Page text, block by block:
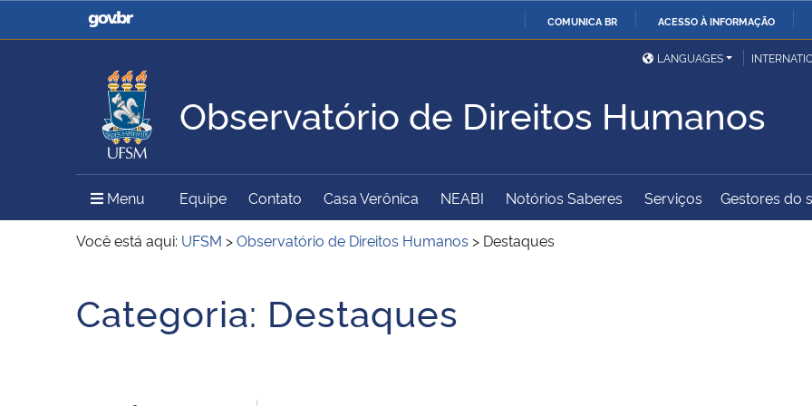
CONTEÚDO
COMUNICA BR ACESSO À INFORMAÇÃO
Casa Civil
Ministério da Justiça e
Ministério da Defesa
Ministério das Relações
Exteriores
Ministério da Agricultura,
Pecuária e Abastecimento
Ministério da Educação Ministério da Cidadania Ministério da Saúde
Ministério do Meio Ambiente Ministério do Turismo
Ministério do
Desenvolvimento Regional
Controladoria-Geral da
Secretaria de Governo
Gabinete de Segurança
Advocacia-Geral da União
LANGUAGES
Observatório de Direitos Humanos
Menu Menu Principal do Sítio
Equipe Contato Casa Verônica NEABI Notórios Saberes Serviços Gestores do
Você está aqui: UFSM >Observatório de Direitos Humanos > Destaques
Categoria: Destaques